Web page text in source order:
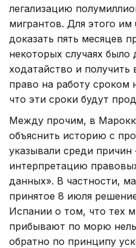
легализацию
мигрантов. Для этого
доказать пять месяцев
некоторых случаях было
ходатайство и
право на работу сроком
что эти сроки будут
Между прочим, в
объяснить историю с
указывали среди причин
интерпретацию
данных». В частности,
принятое 8 июля
Испании о том, что тех
прибывают по морю
обратно по принципу